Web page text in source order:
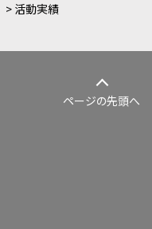
活動実績
ページの先頭へ